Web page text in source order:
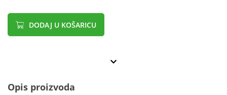
DODAJ U KOŠARICU
Opis proizvoda